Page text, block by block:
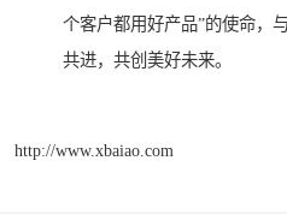
个客户都用好产品”的使命，
共进，共创美好未来。
http://www.xbaiao.com